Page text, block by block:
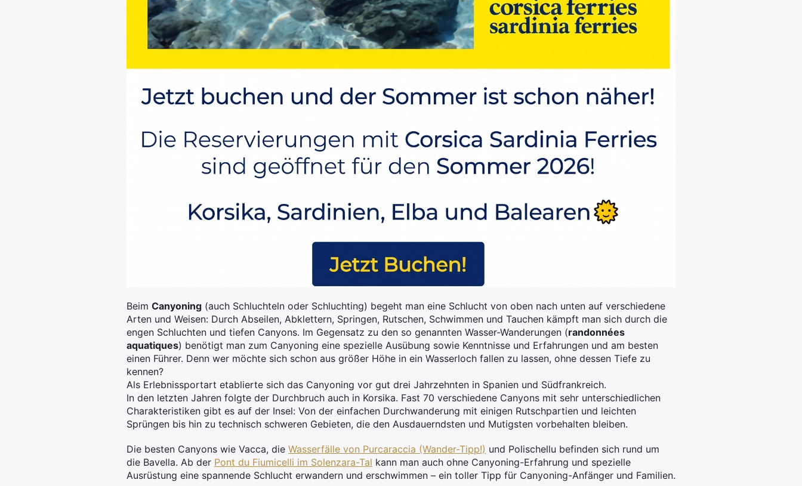
Beim Canyoning (auch Schluchteln oder Schluchting) begeht man eine Schlucht von oben nach unten auf verschiedene
Arten und Weisen: Durch Abseilen, Abklettern, Springen, Rutschen, Schwimmen und Tauchen kämpft man sich durch die
engen Schluchten und tiefen Canyons. Im Gegensatz zu den so genannten Wasser-Wanderungen (randonnées
aquatiques) benötigt man zum Canyoning eine spezielle Ausübung sowie Kenntnisse und Erfahrungen und am besten
einen Führer. Denn wer möchte sich schon aus größer Höhe in ein Wasserloch fallen zu lassen, ohne dessen Tiefe zu
kennen?
Als Erlebnissportart etablierte sich das Canyoning vor gut drei Jahrzehnten in Spanien und Südfrankreich.
In den letzten Jahren folgte der Durchbruch auch in Korsika. Fast 70 verschiedene Canyons mit sehr unterschiedlichen
Charakteristiken gibt es auf der Insel: Von der einfachen Durchwanderung mit einigen Rutschpartien und leichten
Sprüngen bis hin zu technisch schweren Gebieten, die den Ausdauerndsten und Mutigsten vorbehalten bleiben.
Die besten Canyons wie Vacca, die Wasserfälle von Purcaraccia (Wander-Tipp!) und Polischellu befinden sich rund um
die Bavella. Ab der Pont du Fiumicelli im Solenzara-Tal kann man auch ohne Canyoning-Erfahrung und spezielle
Ausrüstung eine spannende Schlucht erwandern und erschwimmen – ein toller Tipp für Canyoning-Anfänger und Familien.